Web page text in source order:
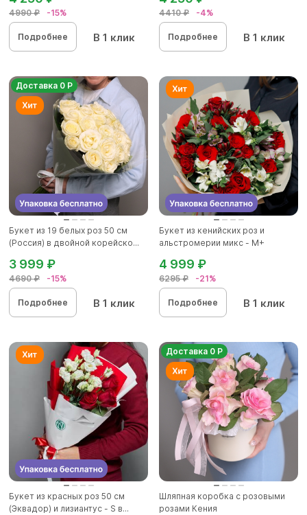
4990 ₽ -15%
Подробнее В 1 клик
4410 ₽ -4%
Подробнее В 1 клик
Доставка 0 Р
Букет из 19 белых роз 50 см
(Россия) в двойной корейско...
4690 ₽ -15%
3 999 ₽
Подробнее В 1 клик
Букет из кенийских роз и
альстромерии микс - М+
6295 ₽ -21%
4 999 ₽
Подробнее В 1 клик
Букет из красных роз 50 см
(Эквадор) и лизиантус - S в...
Доставка 0 Р
Шляпная коробка с розовыми
розами Кения